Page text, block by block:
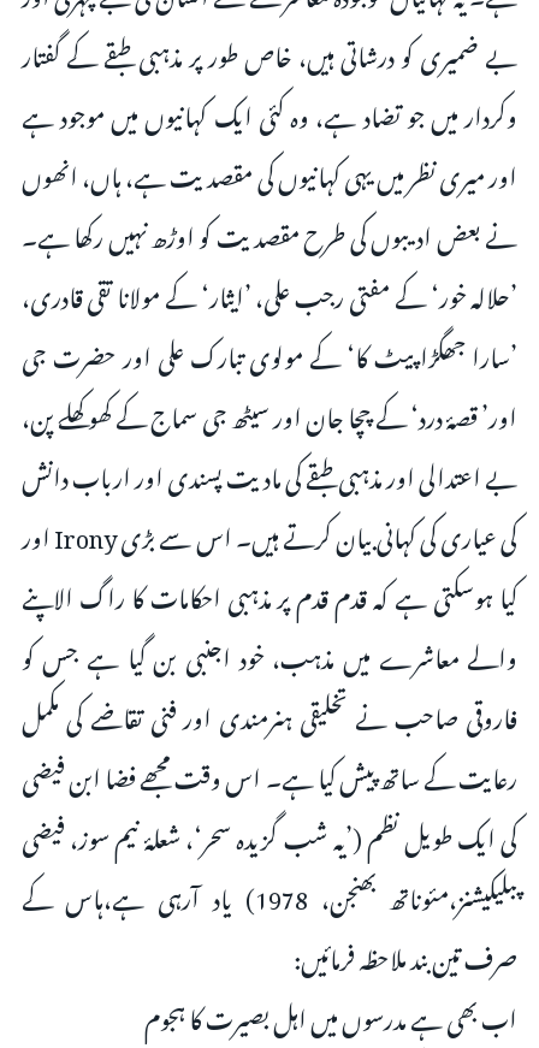
بے ضمیری کو درشاتی ہیں، خاص طور پر مذہبی طبقے کے گفتار
وکردار میں جو تضاد ہے، وہ کئی ایک کہانیوں میں موجود ہے
اور میری نظر میں یہی کہانیوں کی مقصدیت ہے، ہاں، انھوں
نے بعض ادیبوں کی طرح مقصدیت کو اوڑھ نہیں رکھا ہے۔
’حلالہ خور‘ کے مفتی رجب علی، ’ایثار‘ کے مولانا تقی قادری،
’سارا جھگڑا پیٹ کا‘ کے مولوی تبارک علی اور حضرت جی
اور’ قصۂ درد‘ کے چچا جان اور سیٹھ جی سماج کے کھوکھلے پن،
بے اعتدالی اور مذہبی طبقے کی مادیت پسندی اور ارباب دانش
کی عیاری کی کہانی بیان کرتے ہیں۔ اس سے بڑی Irony اور
کیا ہوسکتی ہے کہ قدم قدم پر مذہبی احکامات کا راگ الاپنے
والے معاشرے میں مذہب، خود اجنبی بن گیا ہے جس کو
فاروقی صاحب نے تخلیقی ہنرمندی اور فنی تقاضے کی مکمل
رعایت کے ساتھ پیش کیا ہے۔ اس وقت مجھے فضا ابن فیضی
کی ایک طویل نظم (’یہ شب گزیدہ سحر‘، شعلۂ نیم سوز، فیضی
پبلیکیشنز،مئوناتھ بھنجن، 1978) یاد آرہی ہے،ہاس کے
صرف تین بند ملاحظہ فرمائیں:
اب بھی ہے مدرسوں میں اہل بصیرت کا ہجوم